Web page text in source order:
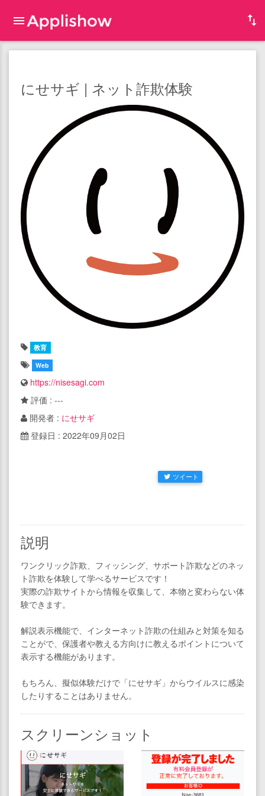
にせサギ | ネット詐欺体験
教育
Web
https://nisesagi.com
評価 : ---
開発者 : にせサギ
登録日 : 2022年09月02日
ツイート
説明
ワンクリック詐欺、フィッシング、サポート詐欺などのネッ
ト詐欺を体験して学べるサービスです！
実際の詐欺サイトから情報を収集して、本物と変わらない体
験できます。
解説表示機能で、インターネット詐欺の仕組みと対策を知る
ことがで、保護者や教える方向けに教えるポイントについて
表示する機能があります。
もちろん、擬似体験だけで「にせサギ」からウイルスに感染
したりすることはありません。
スクリーンショット